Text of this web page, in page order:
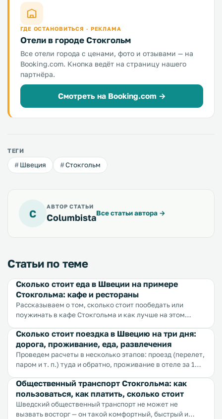
ГДЕ ОСТАНОВИТЬСЯ · РЕКЛАМА
Отели в городе Стокгольм
Все отели города с ценами, фото и отзывами — на
Booking.com. Кнопка ведёт на страницу нашего
партнёра.
Смотреть на Booking.com →
ТЕГИ
Швеция Стокгольм
C
АВТОР СТАТЬИ
ColumbistaВсе статьи автора →
Статьи по теме
Сколько стоит еда в Швеции на примере
Стокгольма: кафе и рестораны
Рассказываем о том, сколько стоит пообедать или
поужинать в кафе Стокгольма и как лучше на этом
Сколько стоит поездка в Швецию на три дня:
дорога, проживание, еда, развлечения
Проведем расчеты в несколько этапов: проезд (перелет,
паром и т. п.) туда и обратно, проживание в отеле за 1
В расчетах мы будем брать средние цены...
Общественный транспорт Стокгольма: как
пользоваться, как платить, сколько стоит
Шведский общественный транспорт не может не
вызвать восторг — он такой комфортный, быстрый и